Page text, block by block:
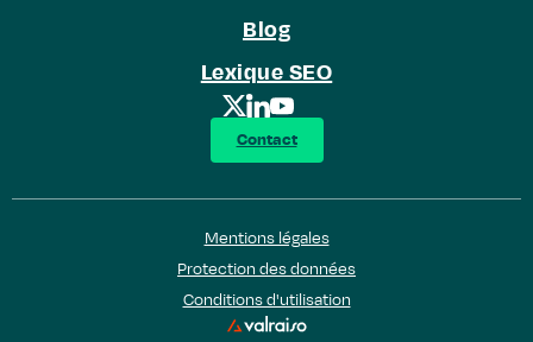
Blog
Lexique SEO
Contact
Mentions légales
Protection des données
Conditions d'utilisation